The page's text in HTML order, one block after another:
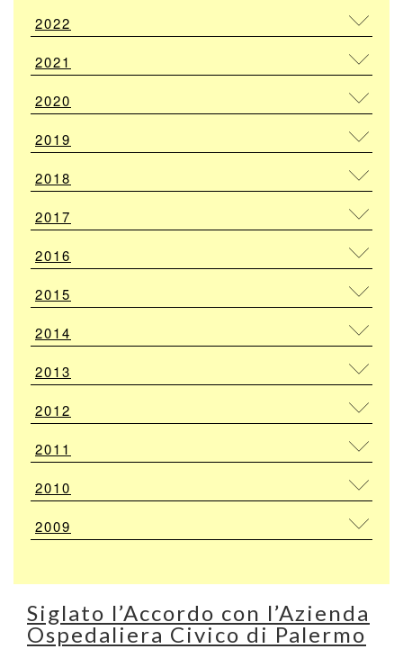
2022
2021
2020
2019
2018
2017
2016
2015
2014
2013
2012
2011
2010
2009
Siglato l’Accordo con l’Azienda
Ospedaliera Civico di Palermo